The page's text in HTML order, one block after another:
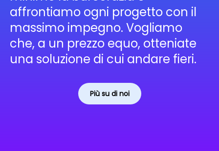
affrontiamo ogni progetto con il
massimo impegno. Vogliamo
che, a un prezzo equo, otteniate
una soluzione di cui andare fieri.
Più su di noi